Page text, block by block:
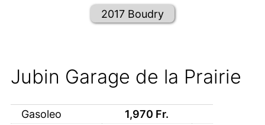
2017 Boudry
Jubin Garage de la Prairie
Gasoleo 1,970 Fr.